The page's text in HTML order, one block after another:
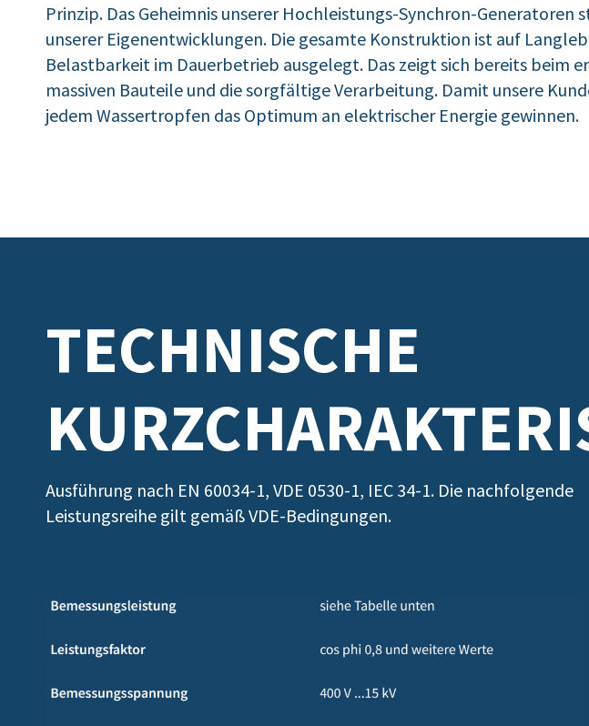
Prinzip. Das Geheimnis unserer Hochleistungs-Synchron-Generatoren
unserer Eigenentwicklungen. Die gesamte Konstruktion ist auf
Belastbarkeit im Dauerbetrieb ausgelegt. Das zeigt sich bereits beim
massiven Bauteile und die sorgfältige Verarbeitung. Damit unsere
jedem Wassertropfen das Optimum an elektrischer Energie gewinnen.
TECHNISCHE
Ausführung nach EN 60034-1, VDE 0530-1, IEC 34-1. Die nachfolgende
Leistungsreihe gilt gemäß VDE-Bedingungen.